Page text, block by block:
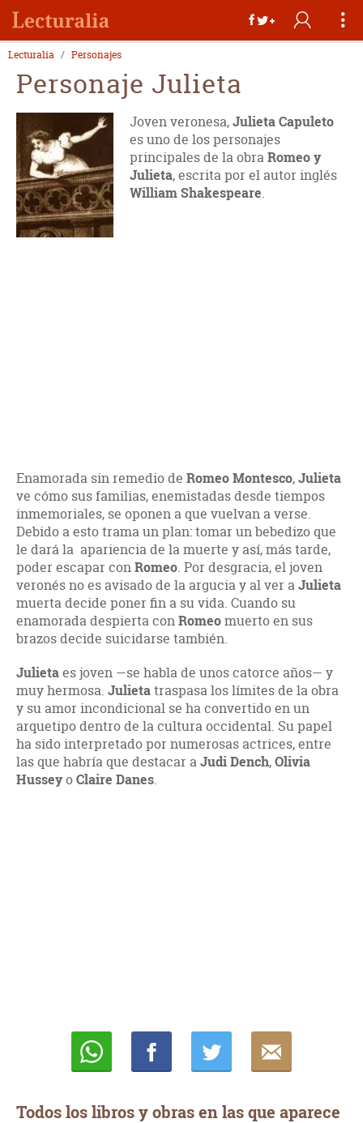
Lecturalia Personajes
Personaje Julieta
Joven veronesa,Julieta Capuleto
es uno de los personajes
principales de la obraRomeo y
Julieta, escrita por el autor inglés
William Shakespeare.
Enamorada sin remedio de Romeo Montesco,Julieta
ve cómo sus familias, enemistadas desde tiempos
inmemoriales, se oponen a que vuelvan a verse.
Debido a esto trama un plan: tomar un bebedizo que
le dará la apariencia de la muerte y así, más tarde,
poder escapar conRomeo. Por desgracia, el joven
veronés no es avisado de la argucia y al ver aJulieta
muerta decide poner fin a su vida. Cuando su
enamorada despierta conRomeomuerto en sus
brazos decide suicidarse también.
Julietaes joven —se habla de unos catorce años— y
muy hermosa. Julietatraspasa los límites de la obra
y su amor incondicional se ha convertido en un
arquetipo dentro de la cultura occidental. Su papel
ha sido interpretado por numerosas actrices, entre
las que habría que destacar aJudi Dench,Olivia
HusseyoClaire Danes.
Todos los libros y obras en las que aparece